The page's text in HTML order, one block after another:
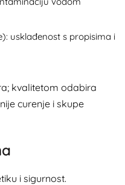
usklađenost s propisima i
kvalitetom odabira
curenje i skupe
i sigurnost.